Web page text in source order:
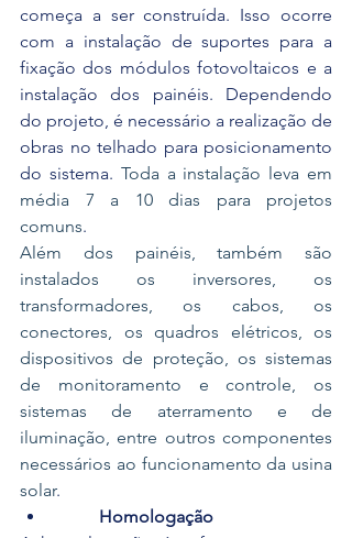
começa a ser construída. Isso ocorre
com a instalação de suportes para a
fixação dos módulos fotovoltaicos e a
instalação dos painéis. Dependendo
do projeto, é necessário a realização de
obras no telhado para posicionamento
do sistema. Toda a instalação leva em
média 7 a 10 dias para projetos
comuns.
Além dos painéis, também são
instalados os inversores, os
transformadores, os cabos, os
conectores, os quadros elétricos, os
dispositivos de proteção, os sistemas
de monitoramento e controle, os
sistemas de aterramento e de
iluminação, entre outros componentes
necessários ao funcionamento da usina
solar.
Homologação